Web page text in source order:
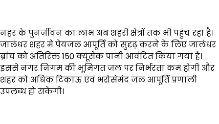
नहर के पुनर्जीवन का लाभ अब शहरी क्षेत्रों तक भी पहुंच रहा है।
जालंधर शहर में पेयजल आपूर्ति को सुदृढ़ करने के लिए जालंधर
ब्रांच को अतिरिक्त 150 क्यूसेक पानी आवंटित किया गया है।
इससे नगर निगम की भूमिगत जल पर निर्भरता कम होगी और
शहर को अधिक टिकाऊ एवं भरोसेमंद जल आपूर्ति प्रणाली
उपलब्ध हो सकेगी।